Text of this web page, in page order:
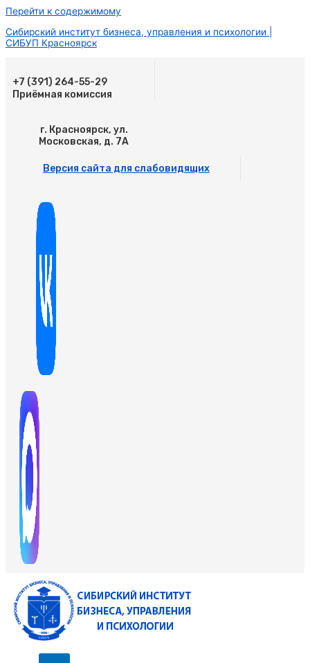
Перейти к содержимому
Сибирский институт бизнеса, управления и психологии |
СИБУП Красноярск
+7 (391) 264-55-29
Приёмная комиссия
г. Красноярск, ул.
Московская, д. 7А
Версия сайта для слабовидящих